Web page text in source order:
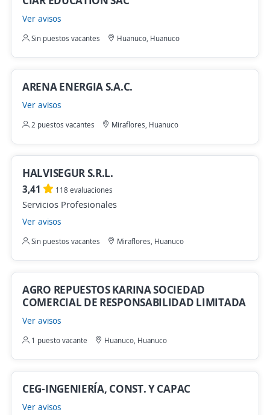
Ver avisos
Sin puestos vacantes Huanuco, Huanuco
ARENA ENERGIA S.A.C.
Ver avisos
2 puestos vacantes Miraflores, Huanuco
HALVISEGUR S.R.L.
3,41 118 evaluaciones
Servicios Profesionales
Ver avisos
Sin puestos vacantes Miraflores, Huanuco
AGRO REPUESTOS KARINA SOCIEDAD
COMERCIAL DE RESPONSABILIDAD LIMITADA
Ver avisos
1 puesto vacante Huanuco, Huanuco
CEG-INGENIERÍA, CONST. Y CAPAC
Ver avisos